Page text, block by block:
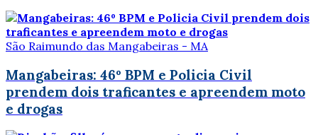
São Raimundo das Mangabeiras - MA
Mangabeiras: 46º BPM e Policia Civil
prendem dois traficantes e apreendem moto
e drogas